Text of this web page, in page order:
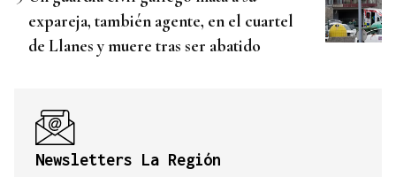
expareja, también agente, en el cuartel
de Llanes y muere tras ser abatido
Newsletters La Región